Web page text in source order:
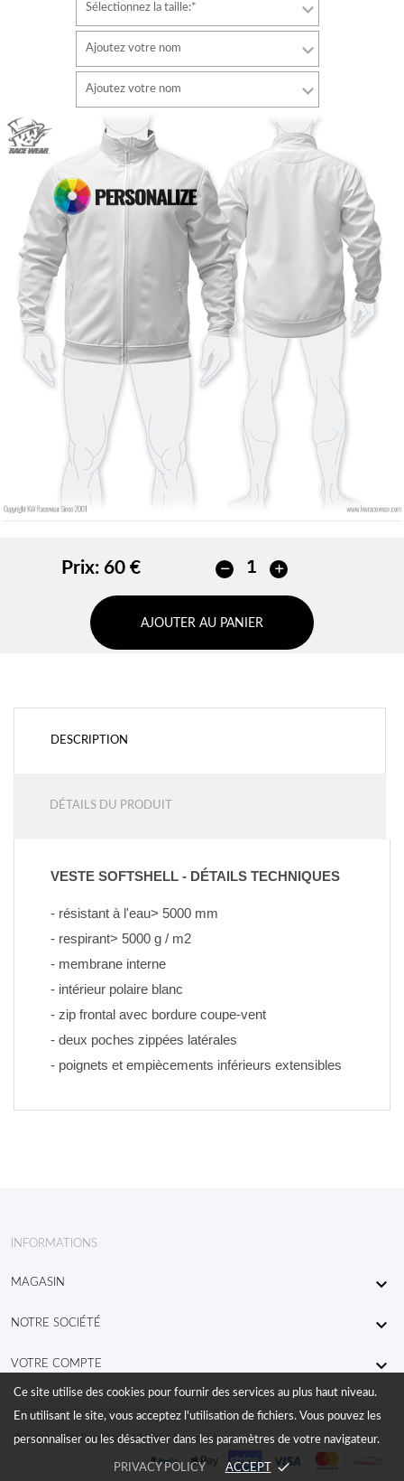
Sélectionnez la taille:*
Ajoutez votre nom
Couleur de la police
Couleur du contour
Sans contour
AJOUTER
Ajoutez votre nom
Police de caractère
Couleur de la police
Sans contour
AJOUTER
Prix: 60 €
AJOUTER AU PANIER
DESCRIPTION
DÉTAILS DU PRODUIT
VESTE SOFTSHELL - DÉTAILS TECHNIQUES
- résistant à l'eau> 5000 mm
- respirant> 5000 g / m2
- membrane interne
- intérieur polaire blanc
- zip frontal avec bordure coupe-vent
- deux poches zippées latérales
- poignets et empiècements inférieurs extensibles
INFORMATIONS
MAGASIN 
NOTRE SOCIÉTÉ 
VOTRE COMPTE 
Ce site utilise des cookies pour fournir des services au plus haut niveau.
En utilisant le site, vous acceptez l'utilisation de fichiers. Vous pouvez les
personnaliser ou les désactiver dans les paramètres de votre navigateur.
PRIVACY POLICY ACCEPT done
© 2026 - KW RaceWear All Right Reserved